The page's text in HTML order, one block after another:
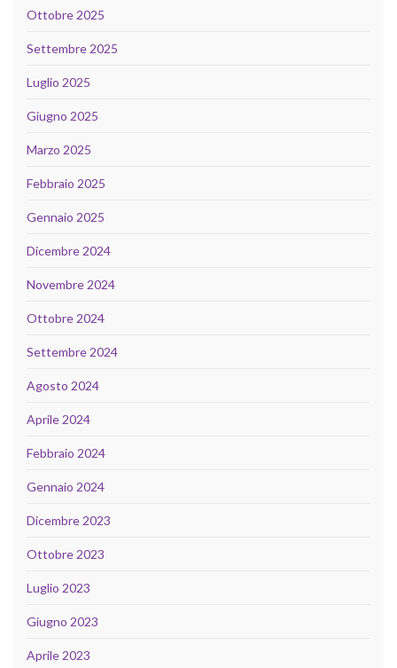
Ottobre 2025
Settembre 2025
Luglio 2025
Giugno 2025
Marzo 2025
Febbraio 2025
Gennaio 2025
Dicembre 2024
Novembre 2024
Ottobre 2024
Settembre 2024
Agosto 2024
Aprile 2024
Febbraio 2024
Gennaio 2024
Dicembre 2023
Ottobre 2023
Luglio 2023
Giugno 2023
Aprile 2023